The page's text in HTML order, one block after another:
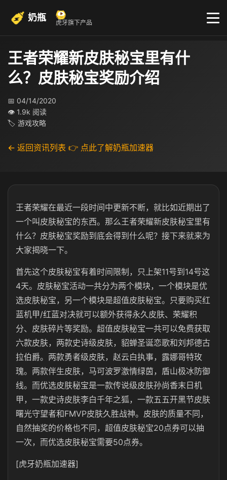
奶瓶 虎牙旗下产品
王者荣耀新皮肤秘宝里有什
么？皮肤秘宝奖励介绍
📅 04/14/2020
👁 1.9k 阅读
🏷 游戏攻略
← 返回资讯列表 👉 点此了解奶瓶加速器
王者荣耀在最近一段时间中更新不断，就比如近期出了
一个叫皮肤秘宝的东西。那么王者荣耀新皮肤秘宝里有
什么？皮肤秘宝奖励到底会得到什么呢？接下来就来为
大家揭晓一下。
首先这个皮肤秘宝有着时间限制，只上架11号到14号这
4天。皮肤秘宝活动一共分为两个模块，一个模块是优
选皮肤秘宝，另一个模块是超值皮肤秘宝。只要购买红
蓝机甲/红蓝对决就可以额外获得永久皮肤、荣耀积
分、皮肤碎片等奖励。超值皮肤秘宝一共可以免费获取
六款皮肤，两款史诗级皮肤，貂蝉圣诞恋歌和刘邦德古
拉伯爵。两款勇者级皮肤，赵云白执事，露娜哥特玫
瑰。两款伴生皮肤，马可波罗激情绿茵，盾山极冰防御
线。而优选皮肤秘宝是一款传说级皮肤孙尚香末日机
甲，一款史诗皮肤李白千年之狐，一款五五开黑节皮肤
曙光守望者和FMVP皮肤久胜战神。皮肤的质量不同，
自然抽奖的价格也不同，超值皮肤秘宝20点券可以抽
一次，而优选皮肤秘宝需要50点券。
[虎牙奶瓶加速器]